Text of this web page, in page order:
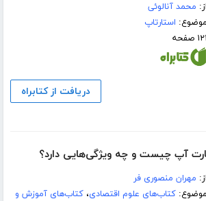
از: محمد آنالوئی
موضوع: استارتاپ
۱۲۱ صفحه
دریافت از کتابراه
آپ چیست و چه ویژگی‌هایی دارد؟
از: مهران منصوری فر
موضوع:کتاب‌های علوم اقتصادی،کتاب‌های آموزش و